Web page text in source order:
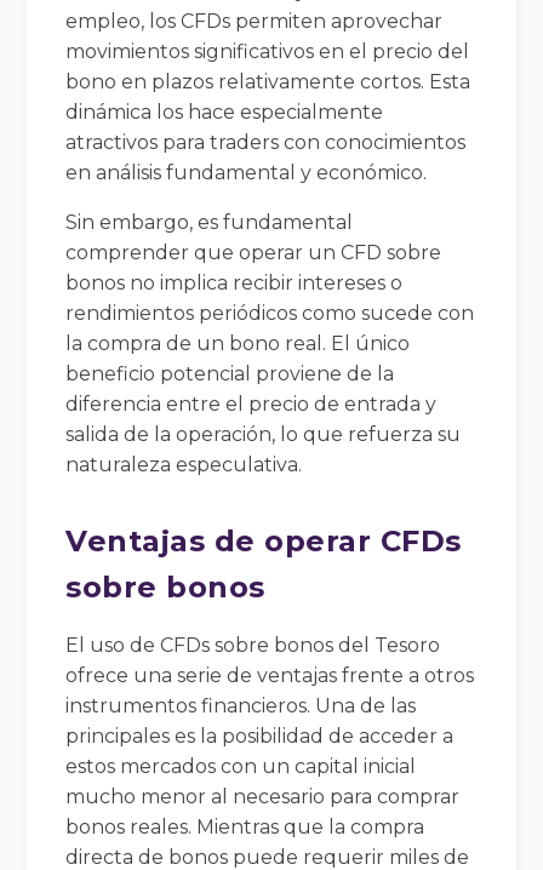
empleo, los CFDs permiten aprovechar
movimientos significativos en el precio del
bono en plazos relativamente cortos. Esta
dinámica los hace especialmente
atractivos para traders con conocimientos
en análisis fundamental y económico.
Sin embargo, es fundamental
comprender que operar un CFD sobre
bonos no implica recibir intereses o
rendimientos periódicos como sucede con
la compra de un bono real. El único
beneficio potencial proviene de la
diferencia entre el precio de entrada y
salida de la operación, lo que refuerza su
naturaleza especulativa.
Ventajas de operar CFDs
sobre bonos
El uso de CFDs sobre bonos del Tesoro
ofrece una serie de ventajas frente a otros
instrumentos financieros. Una de las
principales es la posibilidad de acceder a
estos mercados con un capital inicial
mucho menor al necesario para comprar
bonos reales. Mientras que la compra
directa de bonos puede requerir miles de